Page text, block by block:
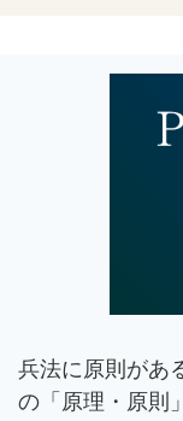
兵法に原則があ
の「原理・原則